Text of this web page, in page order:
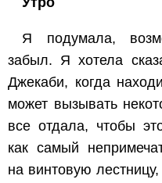
Я подумала,
забыл. Я хотела
Джекаби, когда
может вызывать
все отдала, чтобы
как самый
на винтовую